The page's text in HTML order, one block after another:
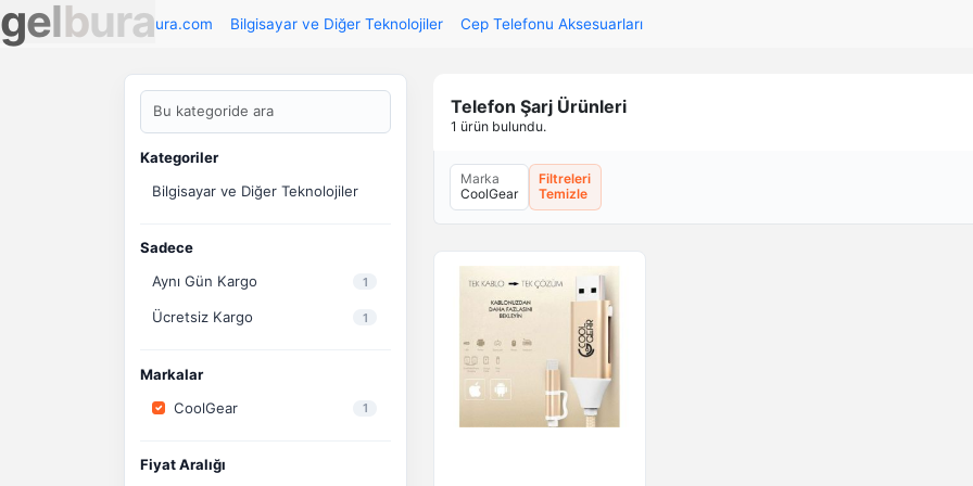
gelbura
Gelbura.com Bilgisayar ve Diğer Teknolojiler Cep Telefonu Aksesuarları
Kategoriler
Bilgisayar ve Diğer Teknolojiler
Sadece
Aynı Gün Kargo
1
Ücretsiz Kargo 1
Markalar
CoolGear
1
Fiyat Aralığı
Telefon Şarj Ürünleri
1 ürün bulundu.
Marka
CoolGear
Filtreleri
Temizle